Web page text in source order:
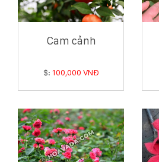
Cam cảnh
$: 100,000 VNĐ